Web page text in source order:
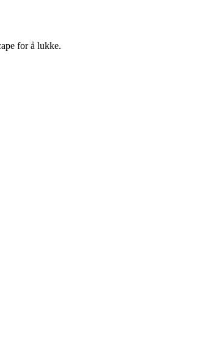
for å lukke.